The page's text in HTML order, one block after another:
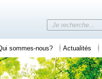
sommes-nous? Actualités